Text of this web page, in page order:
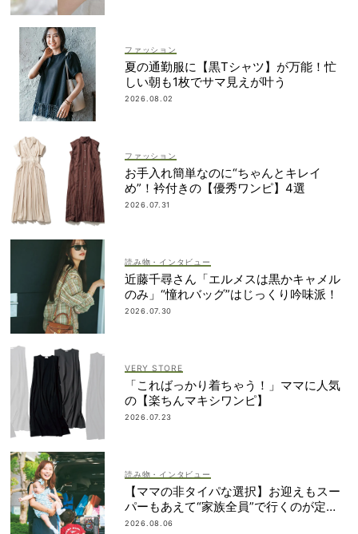
ファッション
夏の通勤服に【黒Tシャツ】が万能！忙
しい朝も1枚でサマ見えが叶う
2026.08.02
ファッション
お手入れ簡単なのに“ちゃんとキレイ
め”！衿付きの【優秀ワンピ】4選
2026.07.31
読み物・インタビュー
近藤千尋さん「エルメスは黒かキャメル
のみ」“憧れバッグ”はじっくり吟味派！
2026.07.30
VERY STORE
「こればっかり着ちゃう！」ママに人気
の【楽ちんマキシワンピ】
2026.07.23
読み物・インタビュー
【ママの非タイパな選択】お迎えもスー
パーもあえて“家族全員”で行くのが定
番！
2026.08.06